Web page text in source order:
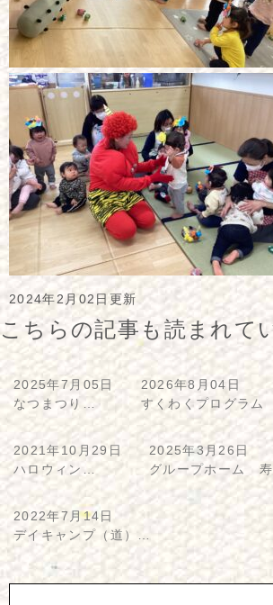
2024年2月02日更新
こちらの記事も読まれて
2025年7月05日
なつまつり…
2026年8月04日
すくわくプログラ
2021年10月29日
ハロウィン…
2025年3月26日
グループホーム
2022年7月14日
デイキャンプ（道）…